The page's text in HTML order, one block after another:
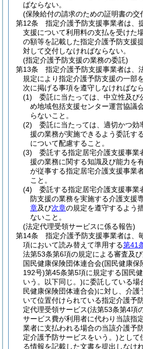
ばならない。
(保険給付の請求のための証明書の交
第12条
指定介護予防支援事業者は、
支援について利用料の支払を受けた
の額等を記載した指定介護予防支援
対して交付しなければならない。
(指定介護予防支援の業務の委託)
第13条
指定介護予防支援事業者は、
規定により指定介護予防支援の一部
次に掲げる事項を遵守しなければなら
(1)
委託に当たっては、中立性及び
め地域包括支援センター運営協議
らないこと。
(2)
委託に当たっては、適切かつ効
援の業務が実施できるよう委託す
について配慮すること。
(3)
委託する指定居宅介護支援事業
援の業務に関する知識及び能力を
が従事する指定居宅介護支援事業
こと。
(4)
委託する指定居宅介護支援事業
防支援の業務を実施する介護支援
章及び次章の規定を遵守するよう
ないこと。
(法定代理受領サービスに係る報告)
第14条
指定介護予防支援事業者は、
項において読み替えて準用する第41
法第53条第6項の規定による審査及
国民健康保険団体連合会(国民健康保
192号)第45条第5項に規定する国民
いう。以下同じ。)に委託している場
民健康保険団体連合会)に対し、介護
いて位置付けられている指定介護予
定代理受領サービス(法第53条第4項
サービス費が利用者に代わり当該指
業者に支払われる場合の当該介護予
定介護予防サービスをいう。)として
る情報を記載した文書を提出しなけ